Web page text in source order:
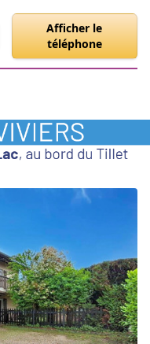
Afficher le
téléphone